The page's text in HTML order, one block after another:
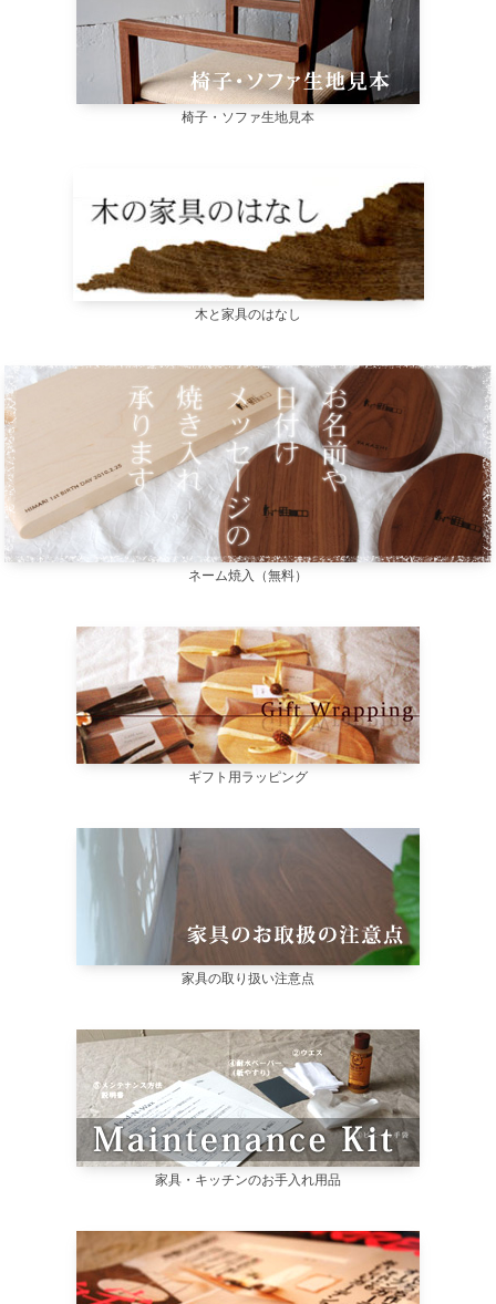
椅子・ソファ生地見本
木と家具のはなし
ネーム焼入（無料）
ギフト用ラッピング
家具の取り扱い注意点
家具・キッチンのお手入れ用品